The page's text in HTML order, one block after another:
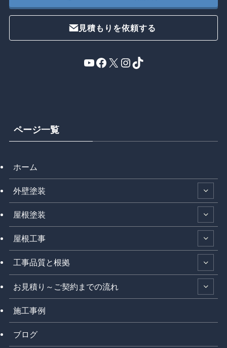
見積もりを依頼する
YouTube
Facebook
X Instagram
TikTok
ページ一覧
ホーム
外壁塗装
屋根塗装
屋根工事
工事品質と根拠
お見積り～ご契約までの流れ
施工事例
ブログ